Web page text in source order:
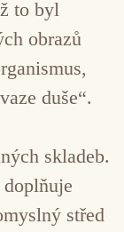
to byl
obrazů
duše“.
skladeb.
střed